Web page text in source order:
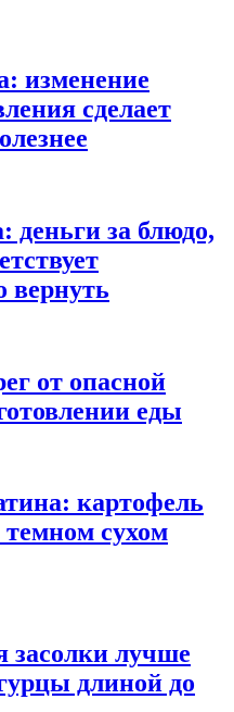
изменение
сделает
за блюдо,
вернуть
от опасной
еды
картофель
сухом
засолки лучше
длиной до